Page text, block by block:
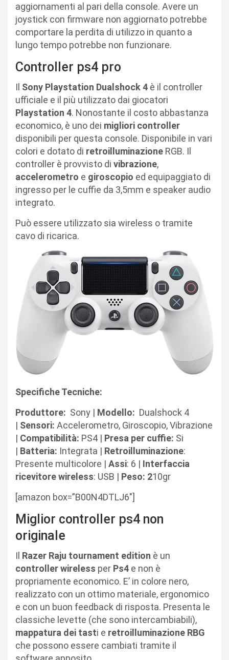
aggiornamenti al pari della console. Avere un
joystick con firmware non aggiornato potrebbe
comportare la perdita di utilizzo in quanto a
lungo tempo potrebbe non funzionare.
Controller ps4 pro
Il Sony Playstation Dualshock4 è il controller
ufficiale e il più utilizzato dai giocatori
Playstation 4. Nonostante il costo abbastanza
economico, è uno dei migliori controller
disponibili per questa console. Disponibile in vari
colori e dotato di retroilluminazione RGB. Il
controller è provvisto di vibrazione,
accelerometro e giroscopio ed equipaggiato di
ingresso per le cuffie da 3,5mm e speaker audio
integrato.
Può essere utilizzato sia wireless o tramite
cavo di ricarica.
Specifiche Tecniche:
Produttore: Sony | Modello: Dualshock 4
| Sensori: Accelerometro, Giroscopio, Vibrazione
| Compatibilità: PS4 | Presa per cuffie: Si
| Batteria: Integrata | Retroilluminazione:
Presente multicolore | Assi: 6 | Interfaccia
ricevitore wireless: USB | Peso: 210gr
[amazon box=”B00N4DTLJ6″]
Miglior controller ps4 non
originale
Il Razer Raju tournament edition è un
controllerwireless per Ps4 e non è
propriamente economico. E’ in colore nero,
realizzato con un ottimo materiale, ergonomico
e con un buon feedback di risposta. Presenta le
classiche levette (che sono intercambiabili),
mappatura dei tasti e retroilluminazione RBG
che possono essere cambiati tramite il